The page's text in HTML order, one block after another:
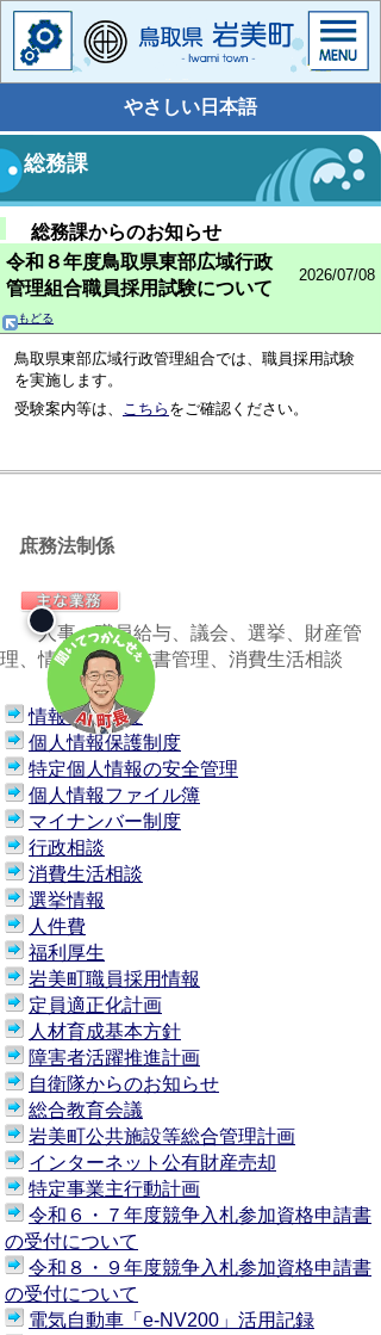
やさしい日本語
総務課
総務課からのお知らせ
令和８年度鳥取県東部広域行政
管理組合職員採用試験について
2026/07/08
もどる
鳥取県東部広域行政管理組合では、職員採用試験
を実施します。
受験案内等は、 こちら をご確認ください。
庶務法制係
人事、職員給与、議会、選挙、財産管
理、情報公開、文書管理、消費生活相談
情報公開制度
個人情報保護制度
特定個人情報の安全管理
個人情報ファイル簿
マイナンバー制度
行政相談
消費生活相談
選挙情報
人件費
福利厚生
岩美町職員採用情報
定員適正化計画
人材育成基本方針
障害者活躍推進計画
自衛隊からのお知らせ
総合教育会議
岩美町公共施設等総合管理計画
インターネット公有財産売却
特定事業主行動計画
令和６・７年度競争入札参加資格申請書
の受付について
令和８・９年度競争入札参加資格申請書
の受付について
電気自動車「e-NV200」活用記録